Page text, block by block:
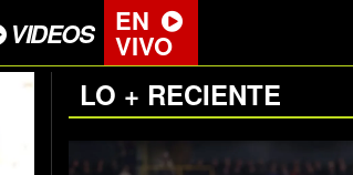
VIDEOS EN
VIVO
LO + RECIENTE